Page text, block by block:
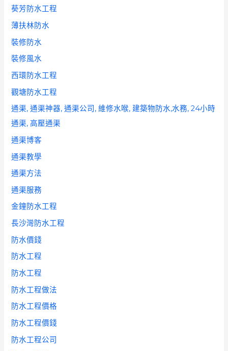
葵芳防水工程
薄扶林防水
裝修防水
裝修風水
西環防水工程
觀塘防水工程
通渠, 通渠神器, 通渠公司, 維修水喉, 建築物防水,水務, 24小時
通渠, 高壓通渠
通渠博客
通渠教學
通渠方法
通渠服務
金鐘防水工程
長沙灣防水工程
防水價錢
防水工程
防水工程
防水工程做法
防水工程價格
防水工程價錢
防水工程公司